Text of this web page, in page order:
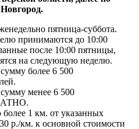
пятница-суббота.
принимаются до 10:00
после 10:00 пятницы,
на следующую неделю.
более 6 500
сумму менее 6 500
более 1 км. от указанных
р./км. к основной стоимости